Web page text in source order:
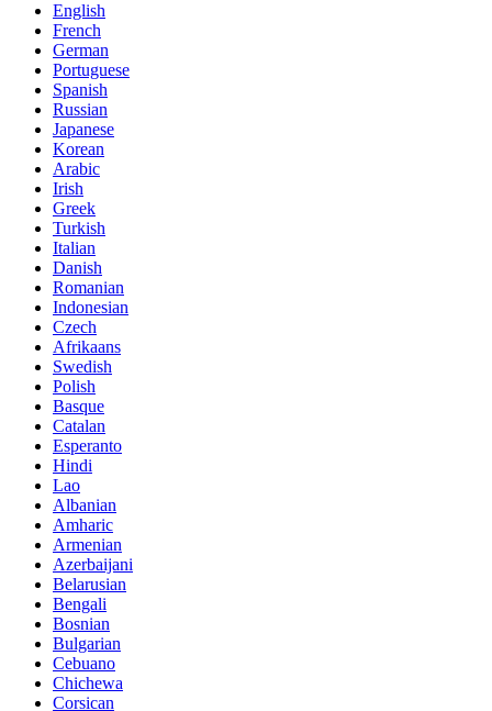
English
French
German
Portuguese
Spanish
Russian
Japanese
Korean
Arabic
Irish
Greek
Turkish
Italian
Danish
Romanian
Indonesian
Czech
Afrikaans
Swedish
Polish
Basque
Catalan
Esperanto
Hindi
Lao
Albanian
Amharic
Armenian
Azerbaijani
Belarusian
Bengali
Bosnian
Bulgarian
Cebuano
Chichewa
Corsican